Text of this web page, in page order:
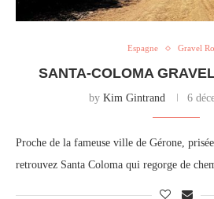
Espagne Gravel
SANTA-COLOMA
by Kim Gintrand 6
Proche de la fameuse ville de Gérone,
retrouvez Santa Coloma qui regorge de